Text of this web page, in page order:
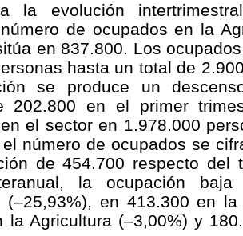
la evolución
de ocupados en la
en 837.800. Los
hasta un total de
se produce un
202.800 en el primer
el sector en 1.978.000
número de ocupados se
de 454.700 respecto del
la ocupación
(–25,93%), en 413.300 en
la Agricultura (–3,00%) y